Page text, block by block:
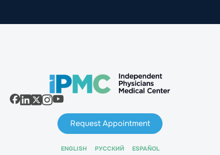
Request Appointment
ENGLISH РУССКИЙ ESPAÑOL